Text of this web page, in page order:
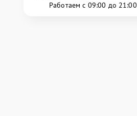
Работаем с 09:00 до 21:00